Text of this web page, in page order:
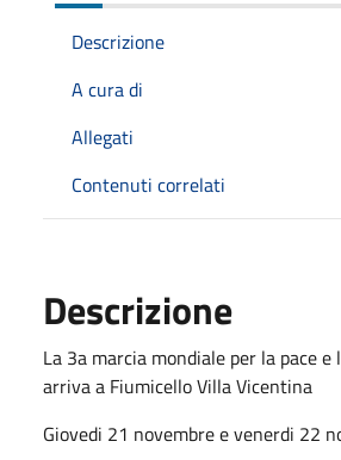
Descrizione
A cura di
Allegati
Contenuti correlati
Descrizione
La 3a marcia mondiale per la pace
arriva a Fiumicello Villa Vicentina
Giovedi 21 novembre e venerdi 22